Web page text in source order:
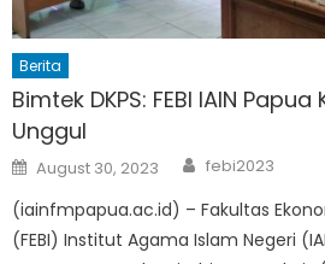
Berita
Bimtek DKPS: FEBI IAIN
Unggul
Posted
on
August 30, 2023 Author
febi2023
(iainfmpapua.ac.id) – Fakultas
(FEBI) Institut Agama Islam Negeri